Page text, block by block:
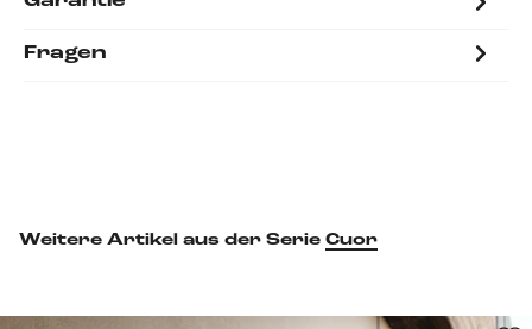
Fragen
Weitere Artikel aus der Serie Cuor